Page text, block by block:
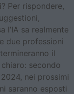
Per rispondere,
l’IA sa realmente
due professioni
il
secondo
nei prossimi
saranno esposti